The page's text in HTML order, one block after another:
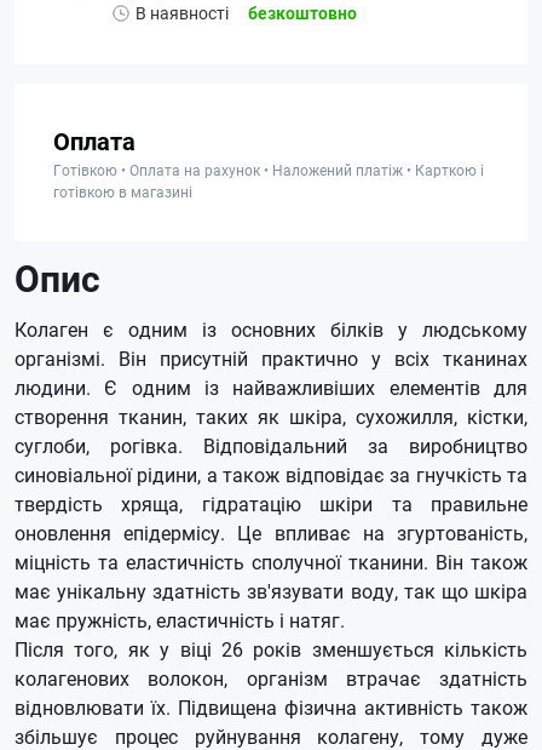
В наявності безкоштовно
Оплата
Готівкою • Оплата на рахунок • Наложений платіж • Карткою і
готівкою в магазині
Опис
Колаген є одним із основних білків у людському
організмі. Він присутній практично у всіх тканинах
людини. Є одним із найважливіших елементів для
створення тканин, таких як шкіра, сухожилля, кістки,
суглоби, рогівка. Відповідальний за виробництво
синовіальної рідини, а також відповідає за гнучкість та
твердість хряща, гідратацію шкіри та правильне
оновлення епідермісу. Це впливає на згуртованість,
міцність та еластичність сполучної тканини. Він також
має унікальну здатність зв'язувати воду, так що шкіра
має пружність, еластичність і натяг.
Після того, як у віці 26 років зменшується кількість
колагенових волокон, організм втрачає здатність
відновлювати їх. Підвищена фізична активність також
збільшує процес руйнування колагену, тому дуже